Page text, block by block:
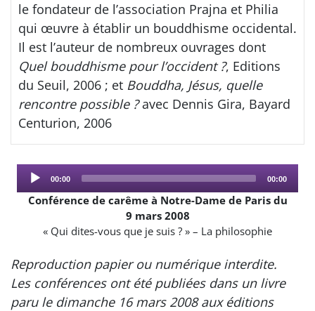
le fondateur de l’association Prajna et Philia
qui œuvre à établir un bouddhisme occidental.
Il est l’auteur de nombreux ouvrages dont
Quel bouddhisme pour l’occident ?, Editions
du Seuil, 2006 ; et Bouddha, Jésus, quelle
rencontre possible ?avec Dennis Gira, Bayard
Centurion, 2006
Audio
Current
00:00
Total
00:00
Conférence de carême à Notre-Dame de Paris du
9 mars 2008
« Qui dites-vous que je suis ? » – La philosophie
Reproduction papier ou numérique interdite.
Les conférences ont été publiées dans un livre
paru le dimanche 16 mars 2008 aux éditions